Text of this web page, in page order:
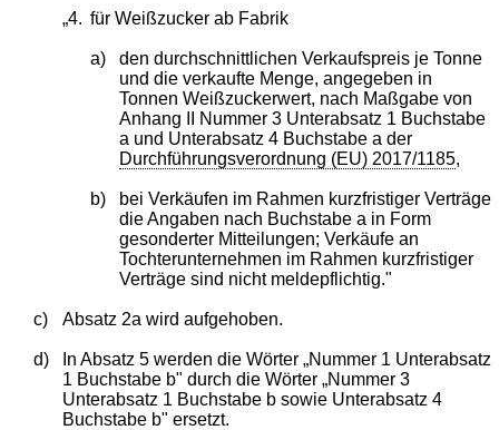
„4. für Weißzucker ab Fabrik
a)
den durchschnittlichen Verkaufspreis je Tonne
und die verkaufte Menge, angegeben in
Tonnen Weißzuckerwert, nach Maßgabe von
Anhang II Nummer 3 Unterabsatz 1 Buchstabe
a und Unterabsatz 4 Buchstabe a der
Durchführungsverordnung (EU) 2017/1185,
b)
bei Verkäufen im Rahmen kurzfristiger Verträge
die Angaben nach Buchstabe a in Form
gesonderter Mitteilungen; Verkäufe an
Tochterunternehmen im Rahmen kurzfristiger
Verträge sind nicht meldepflichtig."
c) Absatz 2a wird aufgehoben.
d)
In Absatz 5 werden die Wörter „Nummer 1 Unterabsatz
1 Buchstabe b" durch die Wörter „Nummer 3
Unterabsatz 1 Buchstabe b sowie Unterabsatz 4
Buchstabe b" ersetzt.